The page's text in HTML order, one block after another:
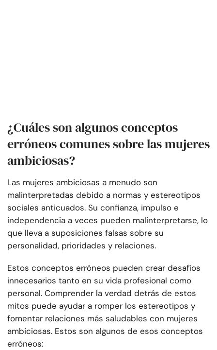
¿Cuáles son algunos conceptos
erróneos comunes sobre las mujeres
ambiciosas?
Las mujeres ambiciosas a menudo son
malinterpretadas debido a normas y estereotipos
sociales anticuados. Su confianza, impulso e
independencia a veces pueden malinterpretarse, lo
que lleva a suposiciones falsas sobre su
personalidad, prioridades y relaciones.
Estos conceptos erróneos pueden crear desafíos
innecesarios tanto en su vida profesional como
personal. Comprender la verdad detrás de estos
mitos puede ayudar a romper los estereotipos y
fomentar relaciones más saludables con mujeres
ambiciosas. Estos son algunos de esos conceptos
erróneos: